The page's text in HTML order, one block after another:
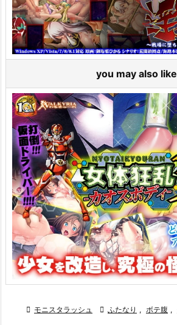
you may also like
 モニスタラッシュ  ふたなり , ボテ腹 ,